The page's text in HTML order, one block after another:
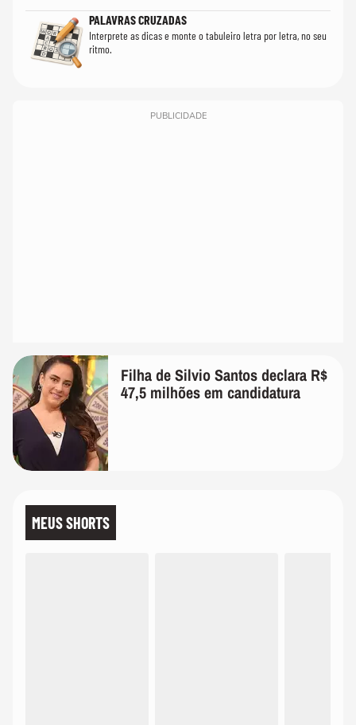
PALAVRAS CRUZADAS
Interprete as dicas e monte o tabuleiro letra por letra, no seu
ritmo.
PUBLICIDADE
Filha de Silvio Santos declara R$
47,5 milhões em candidatura
MEUS SHORTS